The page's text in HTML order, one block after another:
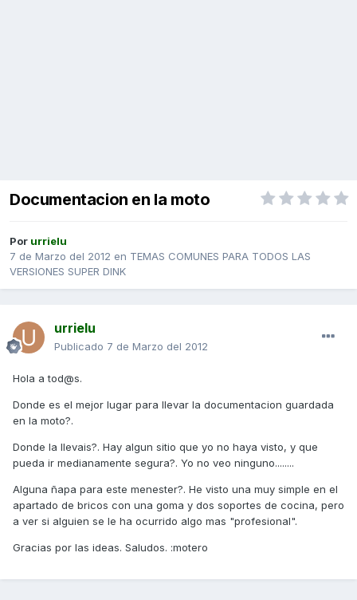
Documentacion en la moto
Por urrielu
7 de Marzo del 2012 en TEMAS COMUNES PARA TODOS LAS
VERSIONES SUPER DINK
urrielu
Publicado 7 de Marzo del 2012
Hola a tod@s.
Donde es el mejor lugar para llevar la documentacion guardada
en la moto?.
Donde la llevais?. Hay algun sitio que yo no haya visto, y que
pueda ir medianamente segura?. Yo no veo ninguno........
Alguna ñapa para este menester?. He visto una muy simple en el
apartado de bricos con una goma y dos soportes de cocina, pero
a ver si alguien se le ha ocurrido algo mas "profesional".
Gracias por las ideas. Saludos. :motero